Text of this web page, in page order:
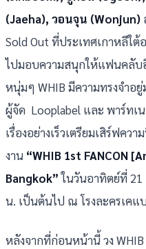
(Jaeha), วอนจุน (Wonjun)
Sold Out ที่ประเทศเกาหลีใต้
ไปมอบความสนุกให้แฟนคลับ
หนุ่มๆ WHIB มีความทรงจำอ
ผู้จัด Looplabel และ พาร์ทเ
เรื่องอย่างเร็วเตรียมเสิร์ฟค
งาน “WHIB 1st FANCON
Bangkok”ในวันอาทิตย์ที่ 21
น. เป็นต้นไป ณ โรงละครเคแ
หลังจากที่ก่อนหน้านี้ วง